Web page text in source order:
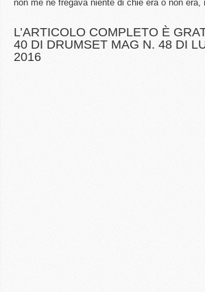
non me ne fregava niente di chie era o non
L’ARTICOLO COMPLETO È
40 DI DRUMSET MAG N. 48 DI
2016